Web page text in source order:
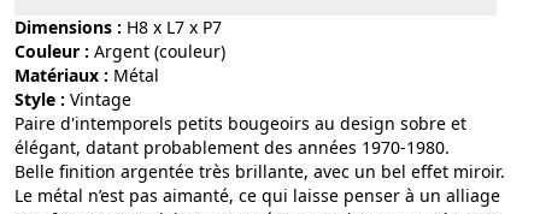
Dimensions : H8 x L7 x P7
Couleur :
argent (couleur)
Matériaux :
métal
Style :
vintage
Paire d'intemporels petits bougeoirs au design sobre et
élégant, datant probablement des années 1970-1980.
Belle finition argentée très brillante, avec un bel effet miroir.
Le métal n’est pas aimanté, ce qui laisse penser à un alliage